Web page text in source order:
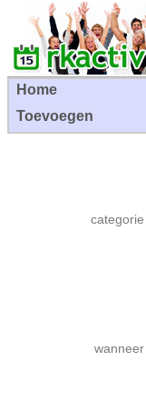
Home
Toevoegen
categorie
wanneer